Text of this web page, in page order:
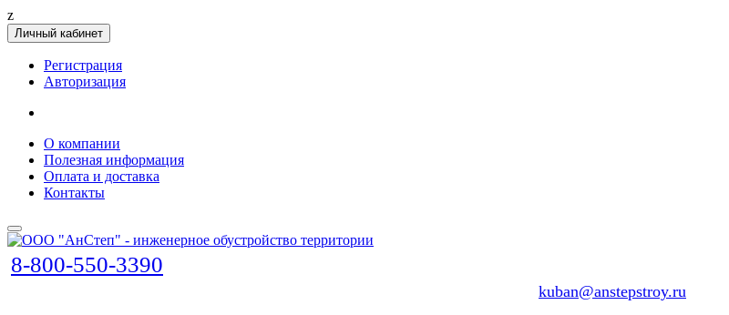
z
Личный кабинет
Регистрация
Авторизация
О компании
Полезная информация
Оплата и доставка
Контакты
8-800-550-3390
kuban@anstepstroy.ru